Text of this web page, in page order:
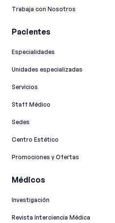
Trabaja con Nosotros
Pacientes
Especialidades
Unidades especializadas
Servicios
Staff Médico
Sedes
Centro Estético
Promociones y Ofertas
Médicos
Investigación
Revista Interciencia Médica